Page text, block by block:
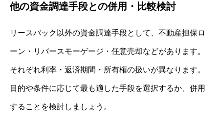
他の資金調達手段との併用・比較検討
リースバック以外の資金調達手段として、不動産担保ロ
ーン・リバースモーゲージ・任意売却などがあります。
それぞれ利率・返済期間・所有権の扱いが異なります。
目的や条件に応じて最も適した手段を選択するか、併用
することを検討しましょう。